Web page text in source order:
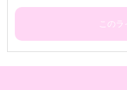
このラ